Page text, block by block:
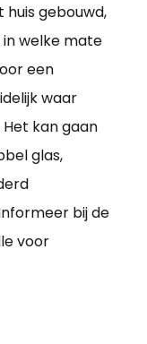
huis gebouwd,
welke mate
een
waar
kan gaan
glas,
bij de
voor